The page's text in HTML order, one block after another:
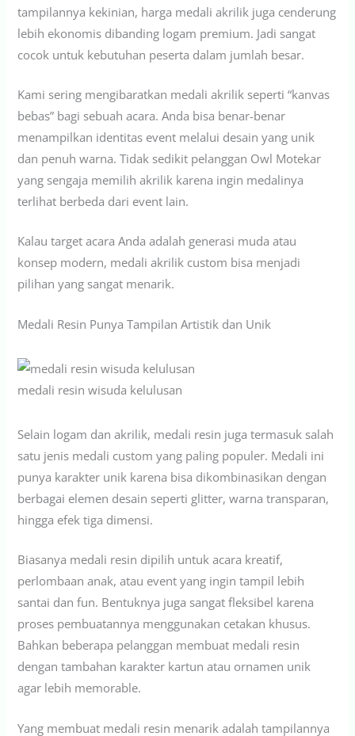
tampilannya kekinian, harga medali akrilik juga cenderung
lebih ekonomis dibanding logam premium. Jadi sangat
cocok untuk kebutuhan peserta dalam jumlah besar.
Kami sering mengibaratkan medali akrilik seperti “kanvas
bebas” bagi sebuah acara. Anda bisa benar-benar
menampilkan identitas event melalui desain yang unik
dan penuh warna. Tidak sedikit pelanggan Owl Motekar
yang sengaja memilih akrilik karena ingin medalinya
terlihat berbeda dari event lain.
Kalau target acara Anda adalah generasi muda atau
konsep modern, medali akrilik custom bisa menjadi
pilihan yang sangat menarik.
Medali Resin Punya Tampilan Artistik dan Unik
medali resin wisuda kelulusan
Selain logam dan akrilik, medali resin juga termasuk salah
satu jenis medali custom yang paling populer. Medali ini
punya karakter unik karena bisa dikombinasikan dengan
berbagai elemen desain seperti glitter, warna transparan,
hingga efek tiga dimensi.
Biasanya medali resin dipilih untuk acara kreatif,
perlombaan anak, atau event yang ingin tampil lebih
santai dan fun. Bentuknya juga sangat fleksibel karena
proses pembuatannya menggunakan cetakan khusus.
Bahkan beberapa pelanggan membuat medali resin
dengan tambahan karakter kartun atau ornamen unik
agar lebih memorable.
Yang membuat medali resin menarik adalah tampilannya